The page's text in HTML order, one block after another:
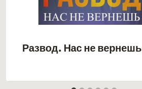
Развод. Нас не вернешь